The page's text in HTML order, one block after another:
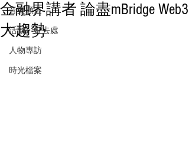
音樂頻道
活動・好去處
人物專訪
時光檔案
金融界講者 論盡mBridge Web3
大趨勢